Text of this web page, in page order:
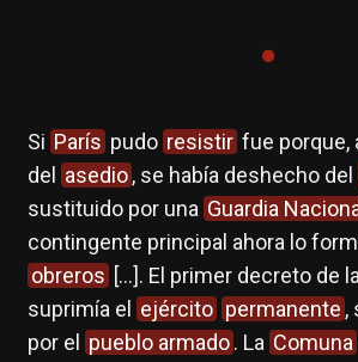
Si París pudo resistir fue porque,
del
asedio , se había deshecho del
sustituido por una Guardia
contingente principal ahora lo
obreros […]. El primer decreto de
suprimía el
ejército permanente ,
por el
pueblo armado . La Comuna